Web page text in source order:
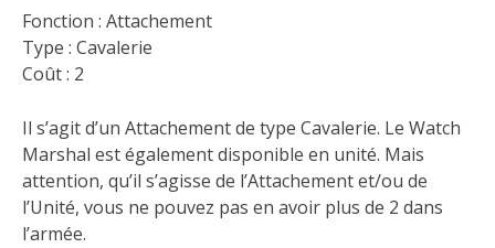
Fonction : Attachement
Type : Cavalerie
Coût : 2
Il s’agit d’un Attachement de type Cavalerie. Le Watch
Marshal est également disponible en unité. Mais
attention, qu’il s’agisse de l’Attachement et/ou de
l’Unité, vous ne pouvez pas en avoir plus de 2 dans
l’armée.